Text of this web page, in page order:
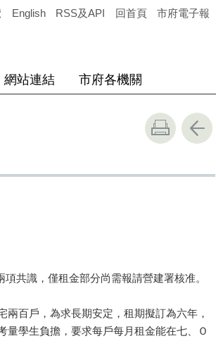
English RSS及API 回首頁 市府電子報
網站連結 市府各機關
共識，僅租金部分尚需報請營建署核准。
百戶，為求長期安定，租期擬訂為六年，
學生負擔，要求每戶每月租金能在七、Ｏ